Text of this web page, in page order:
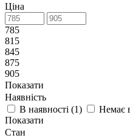
Ціна
785
815
845
875
905
Показати
Наявність
В наявності (1) Немає
Показати
Стан